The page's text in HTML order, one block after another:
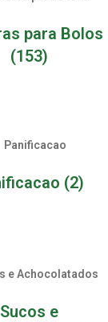
para Bolos
(153)
(2)
Sucos e